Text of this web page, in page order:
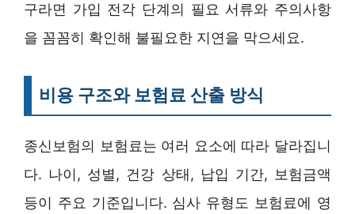
구라면 가입 전각 단계의 필요 서류와 주의사항
을 꼼꼼히 확인해 불필요한 지연을 막으세요.
비용 구조와 보험료 산출 방식
종신보험의 보험료는 여러 요소에 따라 달라집니
다. 나이, 성별, 건강 상태, 납입 기간, 보험금액
등이 주요 기준입니다. 심사 유형도 보험료에 영